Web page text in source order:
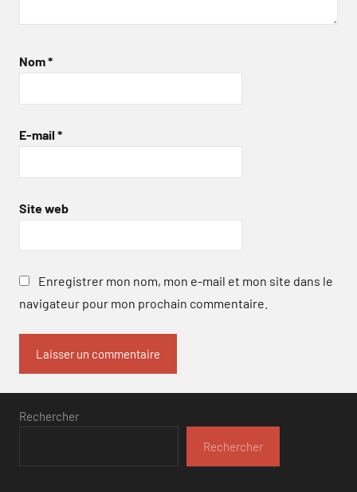
Nom*
E-mail *
Site web
Enregistrer mon nom, mon e-mail et mon site dans le
navigateur pour mon prochain commentaire.
Rechercher
Rechercher